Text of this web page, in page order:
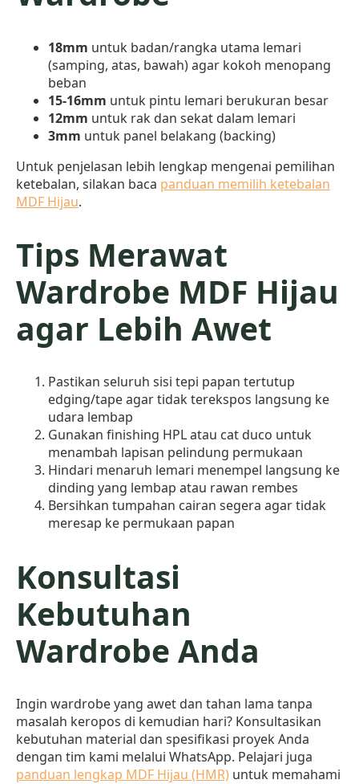
18mm untuk badan/rangka utama lemari
(samping, atas, bawah) agar kokoh menopang
beban
15-16mm untuk pintu lemari berukuran besar
12mm untuk rak dan sekat dalam lemari
3mm untuk panel belakang (backing)
Untuk penjelasan lebih lengkap mengenai pemilihan
ketebalan, silakan baca panduan memilih ketebalan
MDF Hijau.
Tips Merawat
Wardrobe MDF Hijau
agar Lebih Awet
Pastikan seluruh sisi tepi papan tertutup
edging/tape agar tidak terekspos langsung ke
udara lembap
Gunakan finishing HPL atau cat duco untuk
menambah lapisan pelindung permukaan
Hindari menaruh lemari menempel langsung ke
dinding yang lembap atau rawan rembes
Bersihkan tumpahan cairan segera agar tidak
meresap ke permukaan papan
Konsultasi
Kebutuhan
Wardrobe Anda
Ingin wardrobe yang awet dan tahan lama tanpa
masalah keropos di kemudian hari? Konsultasikan
kebutuhan material dan spesifikasi proyek Anda
dengan tim kami melalui WhatsApp. Pelajari juga
panduan lengkap MDF Hijau (HMR) untuk memahami